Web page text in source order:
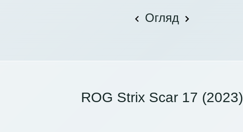
Огляд
ROG Strix Scar 17 (2023)